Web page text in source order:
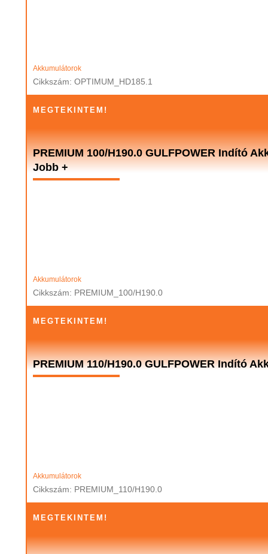
Akkumulátorok
Cikkszám: OPTIMUM_HD185.1
MEGTEKINTEM!
PREMIUM 100/H190.0 GULFPOWER Indító
Jobb +
Akkumulátorok
Cikkszám: PREMIUM_100/H190.0
MEGTEKINTEM!
PREMIUM 110/H190.0 GULFPOWER Indító
Akkumulátorok
Cikkszám: PREMIUM_110/H190.0
MEGTEKINTEM!